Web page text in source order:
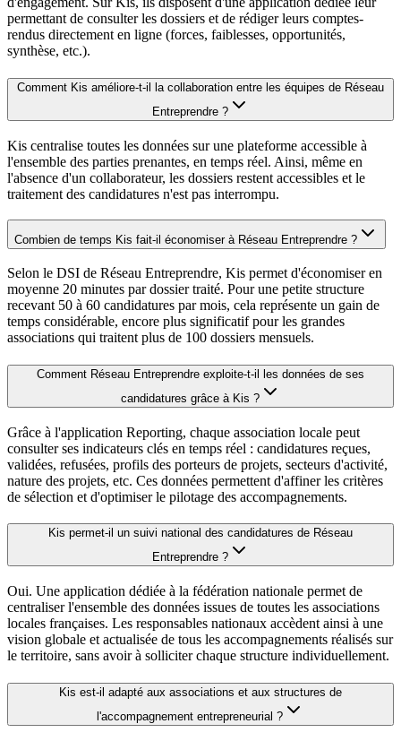
permettant de consulter les dossiers et de rédiger leurs comptes-
rendus directement en ligne (forces, faiblesses, opportunités,
synthèse, etc.).
Comment Kis améliore-t-il la collaboration entre les équipes de Réseau
Entreprendre ?
Kis centralise toutes les données sur une plateforme accessible à
l'ensemble des parties prenantes, en temps réel. Ainsi, même en
l'absence d'un collaborateur, les dossiers restent accessibles et le
traitement des candidatures n'est pas interrompu.
Combien de temps Kis fait-il économiser à Réseau Entreprendre ?
Selon le DSI de Réseau Entreprendre, Kis permet d'économiser en
moyenne 20 minutes par dossier traité. Pour une petite structure
recevant 50 à 60 candidatures par mois, cela représente un gain de
temps considérable, encore plus significatif pour les grandes
associations qui traitent plus de 100 dossiers mensuels.
Comment Réseau Entreprendre exploite-t-il les données de ses
candidatures grâce à Kis ?
Grâce à l'application Reporting, chaque association locale peut
consulter ses indicateurs clés en temps réel : candidatures reçues,
validées, refusées, profils des porteurs de projets, secteurs d'activité,
nature des projets, etc. Ces données permettent d'affiner les critères
de sélection et d'optimiser le pilotage des accompagnements.
Kis permet-il un suivi national des candidatures de Réseau
Entreprendre ?
Oui. Une application dédiée à la fédération nationale permet de
centraliser l'ensemble des données issues de toutes les associations
locales françaises. Les responsables nationaux accèdent ainsi à une
vision globale et actualisée de tous les accompagnements réalisés sur
le territoire, sans avoir à solliciter chaque structure individuellement.
Kis est-il adapté aux associations et aux structures de
l'accompagnement entrepreneurial ?